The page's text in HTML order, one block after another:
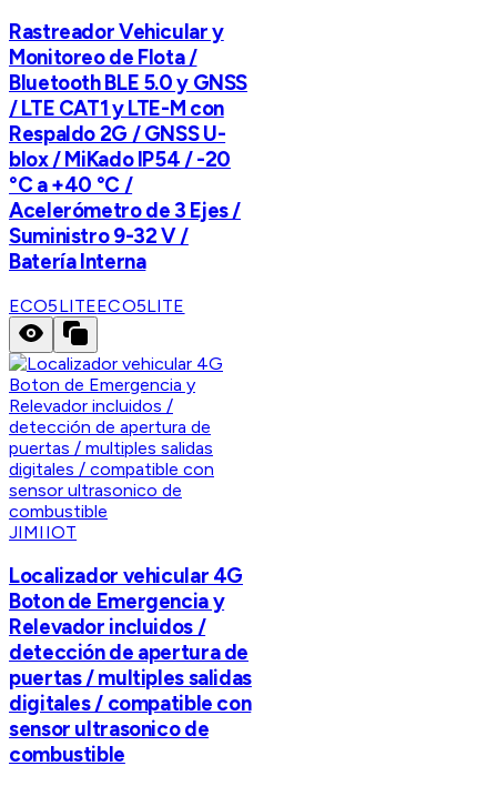
Rastreador Vehicular y
Monitoreo de Flota /
Bluetooth BLE 5.0 y GNSS
/ LTE CAT1 y LTE-M con
Respaldo 2G / GNSS U-
blox / MiKado IP54 / -20
°C a +40 °C /
Acelerómetro de 3 Ejes /
Suministro 9-32 V /
Batería Interna
ECO5LITEECO5LITE
JIMIIOT
Localizador vehicular 4G
Boton de Emergencia y
Relevador incluidos /
detección de apertura de
puertas / multiples salidas
digitales / compatible con
sensor ultrasonico de
combustible